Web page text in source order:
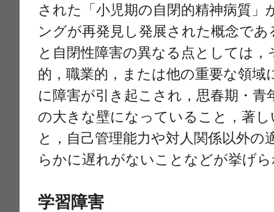
された「小児期の自閉的精神病質
ングが再発見し発展された概念で
と自閉性障害の異なる点としては
的，職業的，または他の重要な領域
に障害が引き起こされ，思春期・青
の大きな壁になっていること，著
と，自己管理能力や対人関係以外の
らかに遅れがないことなどが挙げ
学習障害